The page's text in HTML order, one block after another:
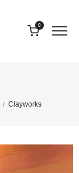
0
/ Clayworks